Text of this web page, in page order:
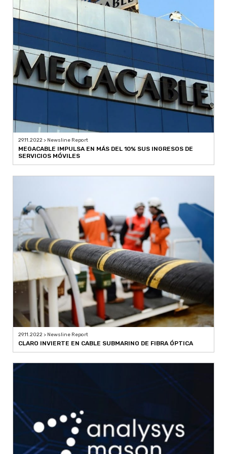
29.11.2022 > Newsline Report
MEGACABLE IMPULSA EN MÁS DEL 10% SUS INGRESOS DE
SERVICIOS MÓVILES
29.11.2022 > Newsline Report
CLARO INVIERTE EN CABLE SUBMARINO DE FIBRA ÓPTICA